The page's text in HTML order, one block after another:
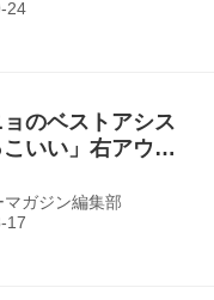
のベストアシス
こいい」右アウト
「まさにそのタ
た｣【月間表彰イ
マガジン編集部